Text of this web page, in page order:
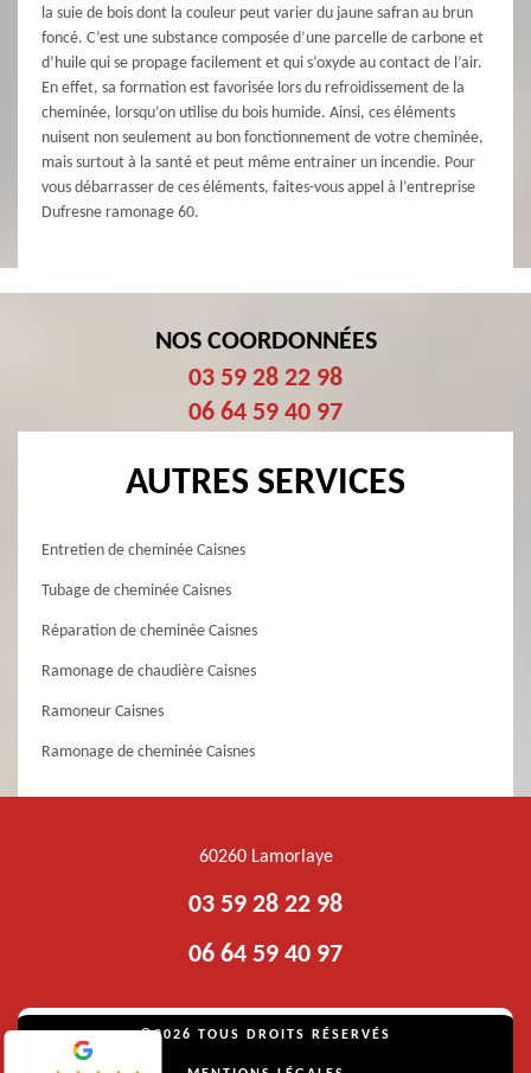
la suie de bois dont la couleur peut varier du jaune safran au brun
foncé. C’est une substance composée d’une parcelle de carbone et
d’huile qui se propage facilement et qui s’oxyde au contact de l’air.
En effet, sa formation est favorisée lors du refroidissement de la
cheminée, lorsqu’on utilise du bois humide. Ainsi, ces éléments
nuisent non seulement au bon fonctionnement de votre cheminée,
mais surtout à la santé et peut même entrainer un incendie. Pour
vous débarrasser de ces éléments, faites-vous appel à l’entreprise
Dufresne ramonage 60.
NOS COORDONNÉES
03 59 28 22 98
06 64 59 40 97
AUTRES SERVICES
Entretien de cheminée Caisnes
Tubage de cheminée Caisnes
Réparation de cheminée Caisnes
Ramonage de chaudière Caisnes
Ramoneur Caisnes
Ramonage de cheminée Caisnes
60260 Lamorlaye
03 59 28 22 98
06 64 59 40 97
©2026 TOUS DROITS RÉSERVÉS